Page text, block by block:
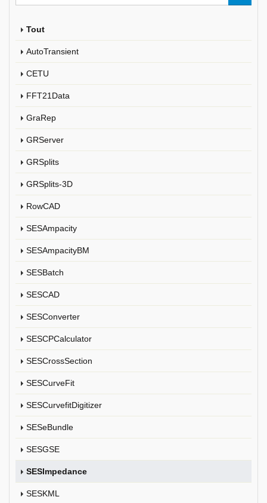
Tout
AutoTransient
CETU
FFT21Data
GraRep
GRServer
GRSplits
GRSplits-3D
RowCAD
SESAmpacity
SESAmpacityBM
SESBatch
SESCAD
SESConverter
SESCPCalculator
SESCrossSection
SESCurveFit
SESCurvefitDigitizer
SESeBundle
SESGSE
SESImpedance
SESKML